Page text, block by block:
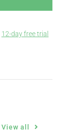
12-day free trial
View all